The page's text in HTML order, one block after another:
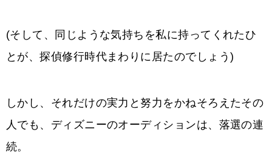
(そして、同じような気持ちを私に持ってくれたひ
とが、探偵修行時代まわりに居たのでしょう)
しかし、それだけの実力と努力をかねそろえたその
人でも、ディズニーのオーディションは、落選の連
続。